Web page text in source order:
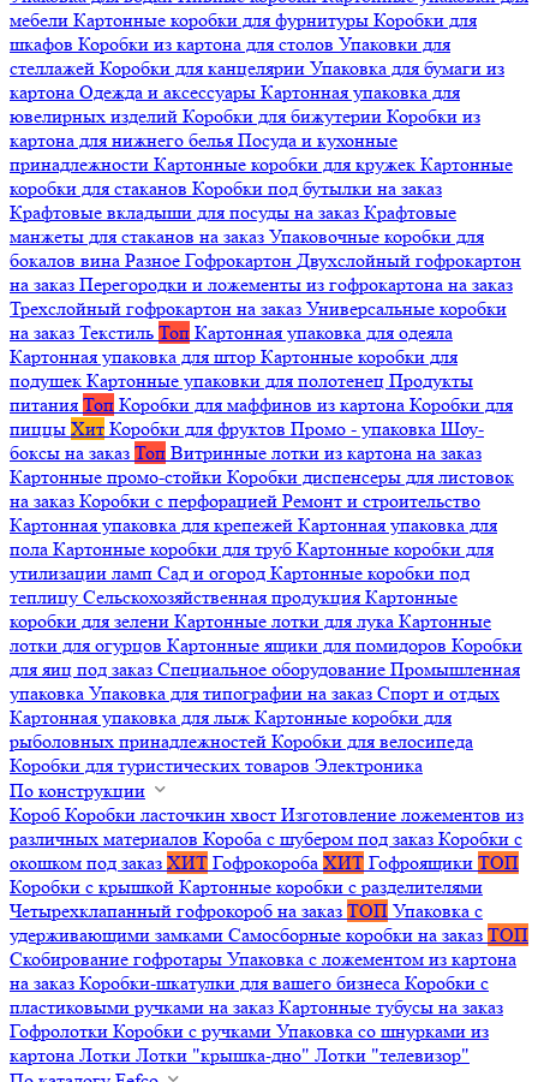
мебели Картонные коробки для фурнитуры Коробки для
шкафов Коробки из картона для столов Упаковки для
стеллажей Коробки для канцелярии Упаковка для бумаги из
картона Одежда и аксессуары Картонная упаковка для
ювелирных изделий Коробки для бижутерии Коробки из
картона для нижнего белья Посуда и кухонные
принадлежности Картонные коробки для кружек Картонные
коробки для стаканов Коробки под бутылки на заказ
Крафтовые вкладыши для посуды на заказ Крафтовые
манжеты для стаканов на заказ Упаковочные коробки для
бокалов вина Разное Гофрокартон Двухслойный гофрокартон
на заказ Перегородки и ложементы из гофрокартона на заказ
Трехслойный гофрокартон на заказ Универсальные коробки
на заказ Текстиль Топ Картонная упаковка для одеяла
Картонная упаковка для штор Картонные коробки для
подушек Картонные упаковки для полотенец Продукты
питания Топ Коробки для маффинов из картона Коробки для
пиццы Хит Коробки для фруктов Промо - упаковка Шоу-
боксы на заказ Топ Витринные лотки из картона на заказ
Картонные промо-стойки Коробки диспенсеры для листовок
на заказ Коробки с перфорацией Ремонт и строительство
Картонная упаковка для крепежей Картонная упаковка для
пола Картонные коробки для труб Картонные коробки для
утилизации ламп Сад и огород Картонные коробки под
теплицу Сельскохозяйственная продукция Картонные
коробки для зелени Картонные лотки для лука Картонные
лотки для огурцов Картонные ящики для помидоров Коробки
для яиц под заказ Специальное оборудование Промышленная
упаковка Упаковка для типографии на заказ Спорт и отдых
Картонная упаковка для лыж Картонные коробки для
рыболовных принадлежностей Коробки для велосипеда
Коробки для туристических товаров Электроника
По конструкции
Короб Коробки ласточкин хвост Изготовление ложементов из
различных материалов Короба с шубером под заказ Коробки с
окошком под заказ ХИТ Гофрокороба ХИТ Гофроящики ТОП
Коробки с крышкой Картонные коробки с разделителями
Четырехклапанный гофрокороб на заказ ТОП Упаковка с
удерживающими замками Самосборные коробки на заказ ТОП
Скобирование гофротары Упаковка с ложементом из картона
на заказ Коробки-шкатулки для вашего бизнеса Коробки с
пластиковыми ручками на заказ Картонные тубусы на заказ
Гофролотки Коробки с ручками Упаковка со шнурками из
картона Лотки Лотки "крышка-дно" Лотки "телевизор"